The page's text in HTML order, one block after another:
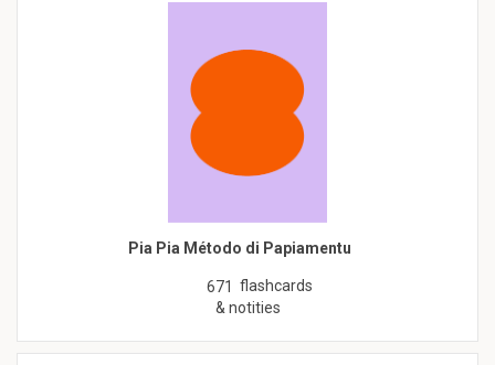
Pia Pia Método di Papiamentu
671 flashcards
& notities